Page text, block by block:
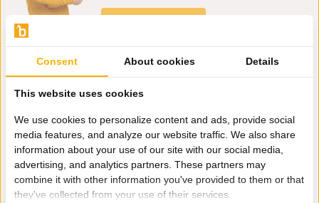
klantenservice@bazaaronline.nl
Ontvang de nieuwste aanbiedingen en promoties. We zullen
je niet spammen, beloofd.
Consent About cookies Details
This website uses cookies
We use cookies to personalize content and ads, provide social
media features, and analyze our website traffic. We also share
information about your use of our site with our social media,
advertising, and analytics partners. These partners may
combine it with other information you've provided to them or that
they've collected from your use of their services.